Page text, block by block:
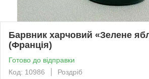
Барвник харчовий «Зелене
(Франція)
Готово до відправки
Код: 10986
Роздріб